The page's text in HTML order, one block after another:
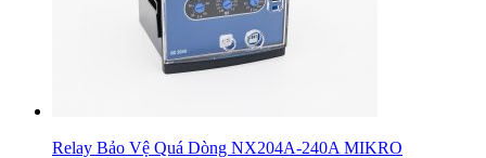
Relay Bảo Vệ Quá Dòng NX204A-240A MIKRO